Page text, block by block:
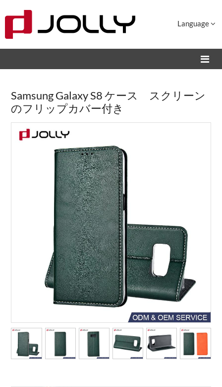
Language
Samsung Galaxy S8 ケース スクリーン
のフリップカバー付き